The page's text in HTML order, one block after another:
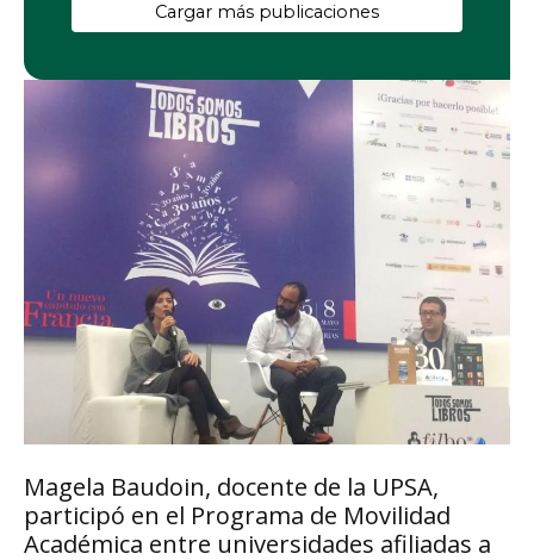
Magela Baudoin, docente de la UPSA,
participó en el Programa de Movilidad
Académica entre universidades afiliadas a
Cargar más publicaciones